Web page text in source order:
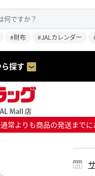
#財布 #JALカレンダー
探す
よりも商品の発送まで